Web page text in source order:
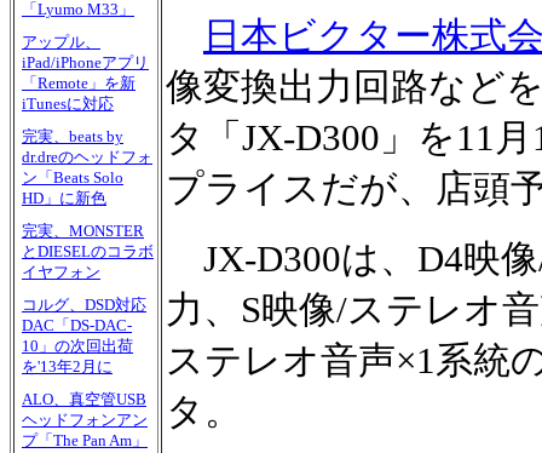
「Lyumo M33」
アップル、
iPad/iPhoneアプリ
「Remote」を新
iTunesに対応
完実、beats by
dr.dreのヘッドフォ
ン「Beats Solo
HD」に新色
完実、MONSTER
とDIESELのコラボ
イヤフォン
コルグ、DSD対応
DAC「DS-DAC-
10」の次回出荷
を'13年2月に
ALO、真空管USB
ヘッドフォンアン
プ「The Pan Am」
日本ビクター株式
像変換出力回路など
タ「JX-D300」を11
プライスだが、店頭
JX-D300は、D4映
力、S映像/ステレオ
ステレオ音声×1系統
タ。